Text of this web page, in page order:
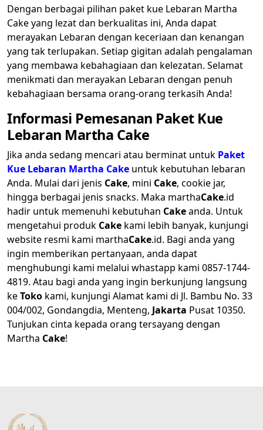
Dengan berbagai pilihan paket kue Lebaran Martha
Cake yang lezat dan berkualitas ini, Anda dapat
merayakan Lebaran dengan keceriaan dan kenangan
yang tak terlupakan. Setiap gigitan adalah pengalaman
yang membawa kebahagiaan dan kelezatan. Selamat
menikmati dan merayakan Lebaran dengan penuh
kebahagiaan bersama orang-orang terkasih Anda!
Informasi Pemesanan Paket Kue
Lebaran Martha Cake
Jika anda sedang mencari atau berminat untuk Paket
Kue Lebaran Martha Cake untuk kebutuhan lebaran
Anda. Mulai dari jenis Cake, mini Cake, cookie jar,
hingga berbagai jenis snacks. Maka marthaCake.id
hadir untuk memenuhi kebutuhan Cakeanda. Untuk
mengetahui produk Cake kami lebih banyak, kunjungi
website resmi kami marthaCake.id. Bagi anda yang
ingin memberikan pertanyaan, anda dapat
menghubungi kami melalui whastapp kami 0857-1744-
4819. Atau bagi anda yang ingin berkunjung langsung
keToko kami, kunjungi Alamat kami di Jl. Bambu No. 33
004/002, Gondangdia, Menteng, Jakarta Pusat 10350.
Tunjukan cinta kepada orang tersayang dengan
Martha Cake!